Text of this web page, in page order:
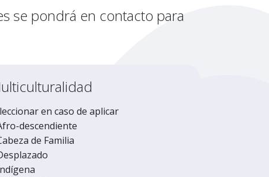
se pondrá en contacto para
en caso de aplicar
descendiente
de Familia